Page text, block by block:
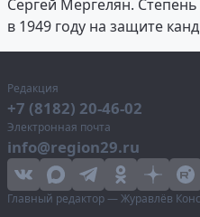
Сергей Мергелян.
в 1949 году на защите
Редакция
+7 (8182) 20-46-02
Электронная почта
info@region29.ru
Главный редактор — Журавлёв